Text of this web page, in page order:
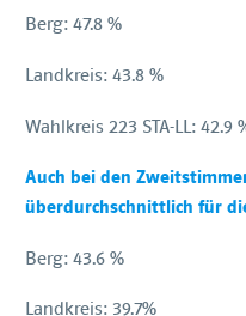
Berg: 47.8 %
Landkreis: 43.8 %
Wahlkreis 223 STA-LL: 42.9
Auch bei den
überdurchschnittlich für
Berg: 43.6 %
Landkreis: 39.7%